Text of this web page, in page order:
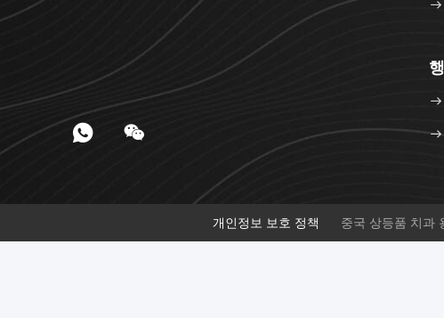
개인정보 보호 정책 중국 상등품 치과